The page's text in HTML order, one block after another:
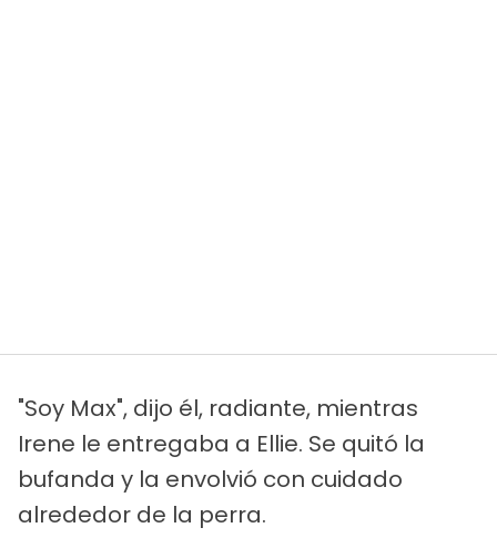
"Soy Max", dijo él, radiante, mientras
Irene le entregaba a Ellie. Se quitó la
bufanda y la envolvió con cuidado
alrededor de la perra.